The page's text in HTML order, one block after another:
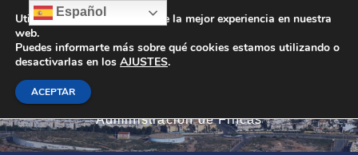
contenido
Administración de Fincas
Español
Utilizamos cookies para darte la mejor experiencia en nuestra
web.
Puedes informarte más sobre qué cookies estamos utilizando o
desactivarlas en los AJUSTES.
ACEPTAR